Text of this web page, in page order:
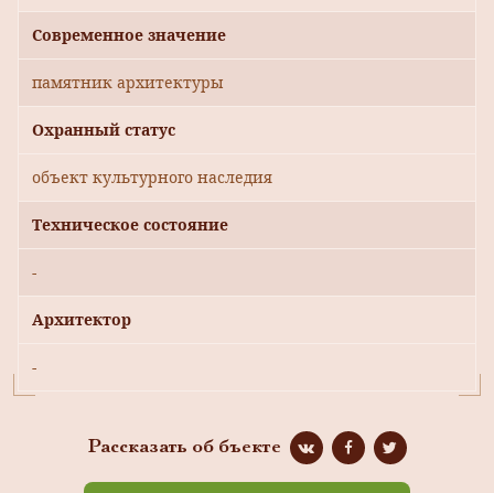
Современное значение
памятник архитектуры
Охранный статус
объект культурного наследия
Техническое состояние
-
Архитектор
-
Рассказать об бъекте